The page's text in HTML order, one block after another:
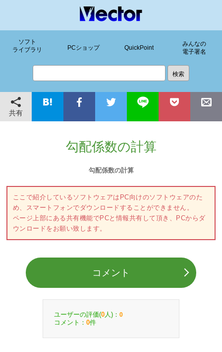
ソフト
ライブラリ
PCショップ QuickPoint
みんなの
電子署名
共有
勾配係数の計算
勾配係数の計算
ここで紹介しているソフトウェアはPC向けのソフトウェアのた
め、スマートフォンでダウンロードすることができません。
ページ上部にある共有機能でPCと情報共有して頂き、PCからダ
ウンロードをお願い致します。
コメント
ユーザーの評価(0 人)： 0
コメント： 0件